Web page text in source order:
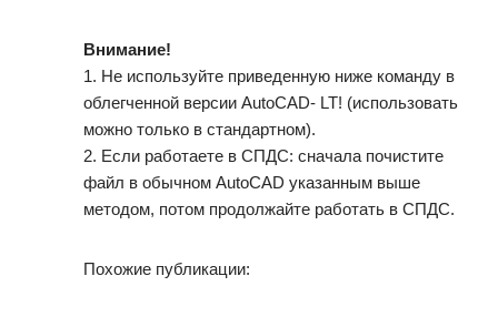
Внимание!
1. Не используйте приведенную ниже команду в
облегченной версии AutoCAD- LT! (использовать
можно только в стандартном).
2. Если работаете в СПДС: сначала почистите
файл в обычном AutoCAD указанным выше
методом, потом продолжайте работать в СПДС.
Похожие публикации: